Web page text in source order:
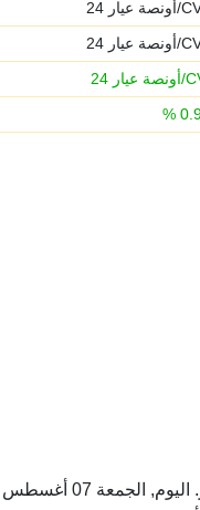
%
أونصة عيار 24 وحده لوزن الذهب المستخدم في صناعة المجوهرات في الرأس الأخضر. اليوم, الجمعة 07 أغسطس